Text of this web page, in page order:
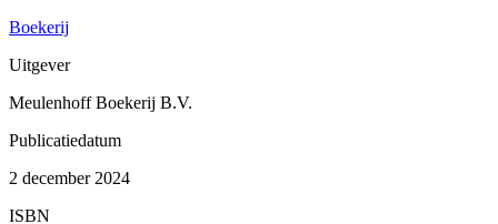
Boekerij
Uitgever
Meulenhoff Boekerij B.V.
Publicatiedatum
2 december 2024
ISBN